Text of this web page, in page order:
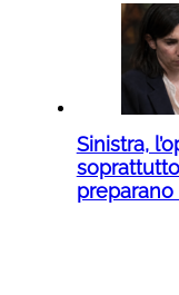
Sinistra,
preparano